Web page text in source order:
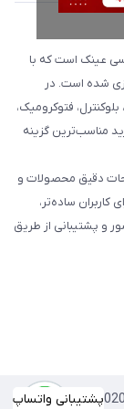
عینک است که با
شده است. در
فتوکرومیک،
مناسب‌ترین گزینه
دقیق محصولات و
ساده‌تر،
و پشتیبانی از طریق
پشتیبانی واتساپ